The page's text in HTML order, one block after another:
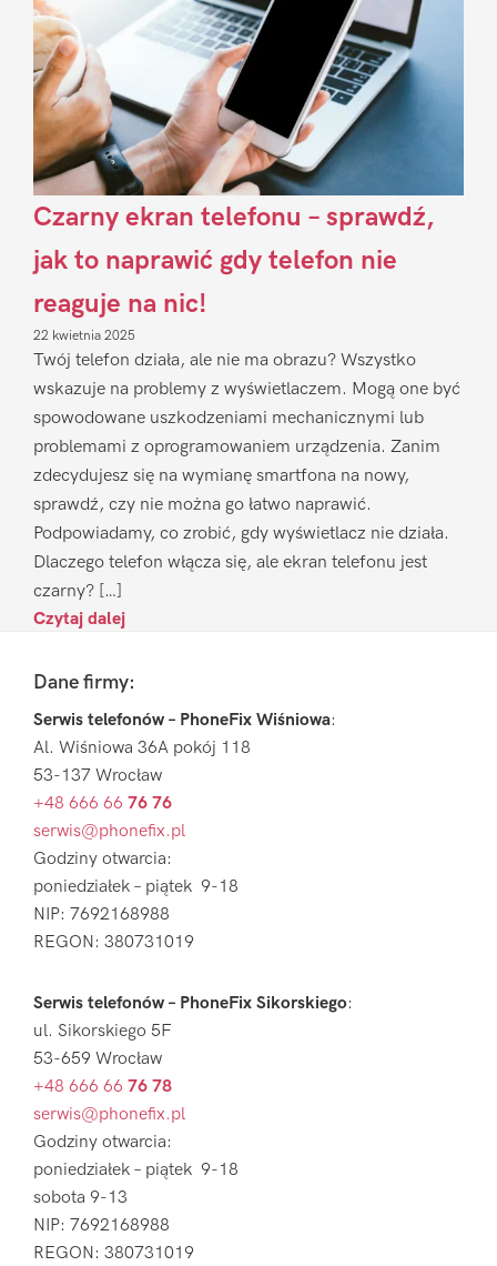
Czarny ekran telefonu – sprawdź,
jak to naprawić gdy telefon nie
reaguje na nic!
22 kwietnia 2025
Twój telefon działa, ale nie ma obrazu? Wszystko
wskazuje na problemy z wyświetlaczem. Mogą one być
spowodowane uszkodzeniami mechanicznymi lub
problemami z oprogramowaniem urządzenia. Zanim
zdecydujesz się na wymianę smartfona na nowy,
sprawdź, czy nie można go łatwo naprawić.
Podpowiadamy, co zrobić, gdy wyświetlacz nie działa.
Dlaczego telefon włącza się, ale ekran telefonu jest
czarny? […]
Czytaj dalej
FooterDane firmy:
Serwis telefonów – PhoneFix Wiśniowa:
Al. Wiśniowa 36A pokój 118
53-137 Wrocław
+48 666 66 76 76
serwis@phonefix.pl
Godziny otwarcia:
poniedziałek – piątek 9-18
NIP: 7692168988
REGON: 380731019
Serwis telefonów – PhoneFix Sikorskiego:
ul. Sikorskiego 5F
53-659 Wrocław
+48 666 66 76 78
serwis@phonefix.pl
Godziny otwarcia:
poniedziałek – piątek 9-18
sobota 9-13
NIP: 7692168988
REGON: 380731019